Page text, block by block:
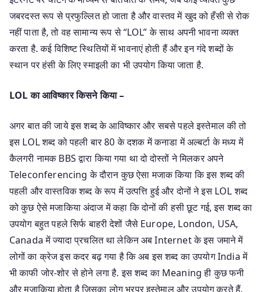
जबरदस्त रूप से प्रफुल्लित हो जाता है और वास्तव में खुद को हँसी से रोक
नहीं पाता है, तो वह सामान्य रूप से “LOL” के साथ अपनी भावना व्यक्त
करता है. कई विशिष्ट स्थितियों में भावनाएं होती हैं और इन गंदे शब्दों के
स्थान पर हंसी के लिए स्माइली का भी उपयोग किया जाता है.
LOL का आविष्कार किसने किया –
अगर बात की जाये इस शब्द के आविष्कार और सबसे पहले इस्तेमाल की तो
इस LOL शब्द को पहली बार 80 के दशक में कनाडा में अल्बर्टा के मध्य में
कैलगरी नामक BBS द्वारा किया गया था दो दोस्तों ने मिलकर अपने
Teleconferencing के दौरान कुछ ऐसा मजाक किया कि इस शब्द की
पहली और वास्तविक शब्द के रूप में उत्पत्ति हुई और दोनों ने इस LOL शब्द
को कुछ ऐसे मजाकिया अंदाज में कहा कि दोनों की हसी छूट गई, इस शब्द का
उपयोग बहुत पहले सिर्फ बाहरी देशों जैसे Europe, London, USA,
Canada में ज्यादा प्रचलित था लेकिन अब Internet के इस जमाने में
लोगों का क्रेज इस कदर बढ़ गया है कि अब इस शब्द का उपयोग India में
भी काफी जोर-शोर से होने लगा है. इस शब्द का Meaning ही कुछ फनी
और मजाकिया होता है जिसका लोग भरपूर इस्तेमाल और उपयोग करते हैं.